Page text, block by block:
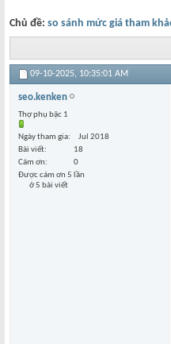
Chủ đề: so sánh mức giá tham
09-10-2025, 10:35:01 AM
seo.kenken
Thợ phụ bậc 1
Ngày tham gia
Jul 2018
Bài viết
18
Cám ơn
0
Được cám ơn 5 lần
ở 5 bài viết